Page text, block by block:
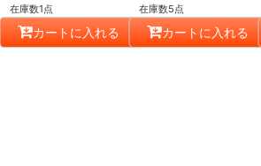
在庫数1点
カートに入れる
在庫数5点
カートに入れる